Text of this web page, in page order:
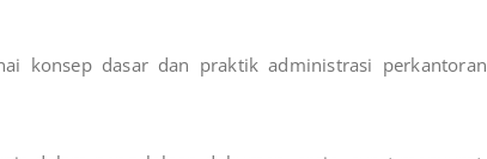
konsep dasar dan praktik administrasi perkantoran